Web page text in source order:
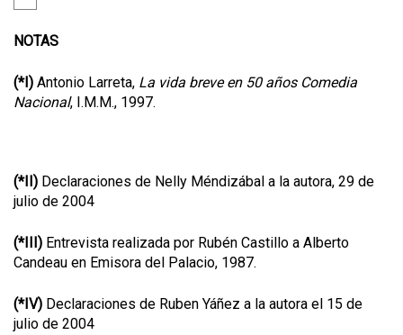
NOTAS
(*I) Antonio Larreta, La vida breve en 50 años Comedia
Nacional, I.M.M., 1997.
(*II) Declaraciones de Nelly Méndizábal a la autora, 29 de
julio de 2004
(*III) Entrevista realizada por Rubén Castillo a Alberto
Candeau en Emisora del Palacio, 1987.
(*IV) Declaraciones de Ruben Yáñez a la autora el 15 de
julio de 2004